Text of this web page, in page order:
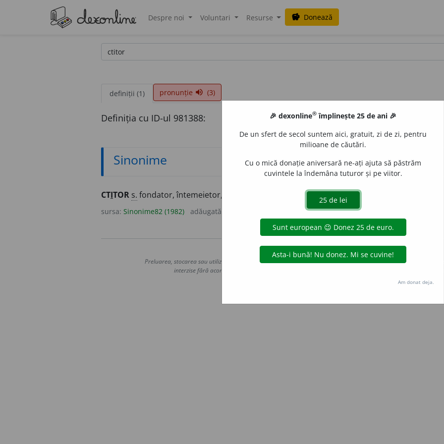
Despre noi Voluntari Resurse savings Donează
definiții (1) pronunție volume_up (3)
Definiția cu ID-ul 981388:
Sinonime
CTITOR s. fondator, întemeietor, ( fig.) urzitor.(~ al unui așezămînt.)
sursa: Sinonime82 (1982) adăugată de acțiuni
Copyright © 2004-2026 dexonline (https://dexonline.ro)
Preluarea, stocarea sau utilizarea datelor de pe acest site, inclusiv prin orice metode de extragere automată
interzise fără acordul nostru prealabil scris, cu excepția seturilor de date oferite oficial spre utilizare
Hosterion
🎉 dexonline® împlinește 25 de ani 🎉
De un sfert de secol suntem aici, gratuit, zi de zi, pentru
milioane de căutări.
Cu o mică donație aniversară ne-ați ajuta să păstrăm
cuvintele la îndemâna tuturor și pe viitor.
Am donat deja.